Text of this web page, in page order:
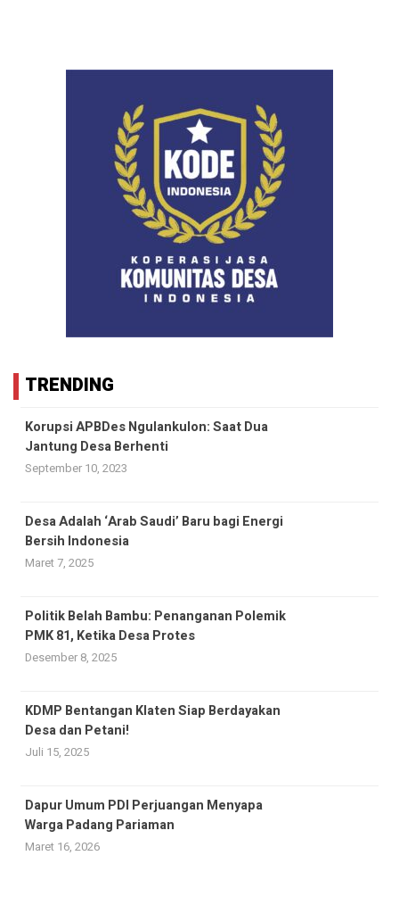
TRENDING
Korupsi APBDes Ngulankulon: Saat Dua
Jantung Desa Berhenti
September 10, 2023
Desa Adalah ‘Arab Saudi’ Baru bagi Energi
Bersih Indonesia
Maret 7, 2025
Politik Belah Bambu: Penanganan Polemik
PMK 81, Ketika Desa Protes
Desember 8, 2025
KDMP Bentangan Klaten Siap Berdayakan
Desa dan Petani!
Juli 15, 2025
Dapur Umum PDI Perjuangan Menyapa
Warga Padang Pariaman
Maret 16, 2026